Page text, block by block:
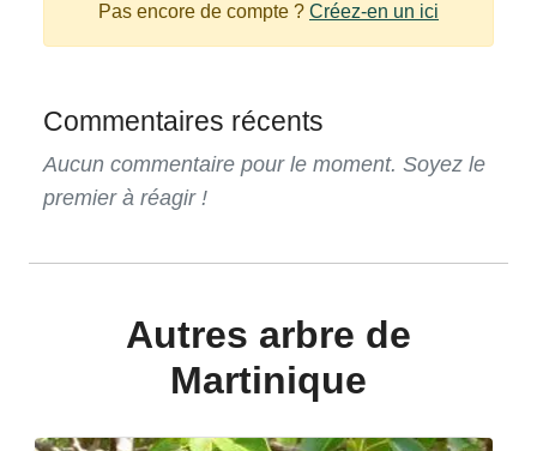
Pas encore de compte ? Créez-en un ici
Commentaires récents
Aucun commentaire pour le moment. Soyez le
premier à réagir !
Autres arbre de
Martinique